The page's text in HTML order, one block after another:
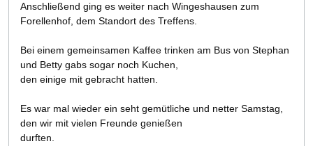
Anschließend ging es weiter nach Wingeshausen zum
Forellenhof, dem Standort des Treffens.
Bei einem gemeinsamen Kaffee trinken am Bus von Stephan
und Betty gabs sogar noch Kuchen,
den einige mit gebracht hatten.
Es war mal wieder ein seht gemütliche und netter Samstag,
den wir mit vielen Freunde genießen
durften.